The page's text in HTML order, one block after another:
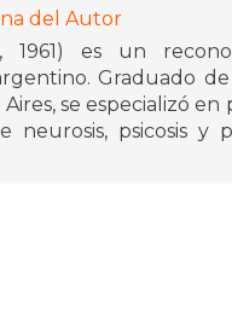
del Autor
1961) es un
Graduado
se especializó en
psicosis y
al público